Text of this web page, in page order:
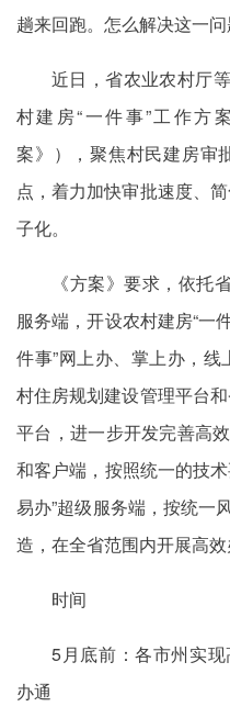
趟来回跑。怎么解决这一问
近日，省农业农村厅
村建房“一件事”工作方
案》），聚焦村民建房审
点，着力加快审批速度、
子化。
《方案》要求，依托
服务端，开设农村建房“一
件事”网上办、掌上办，
村住房规划建设管理平台
平台，进一步开发完善高
和客户端，按照统一的技
易办”超级服务端，按统一
造，在全省范围内开展高效
时间
5月底前：各市州实
办通